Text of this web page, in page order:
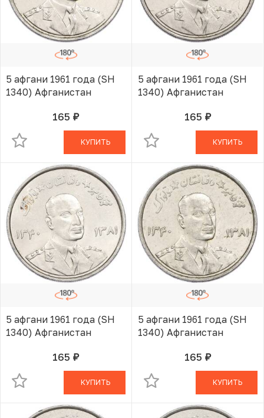
5 афгани 1961 года (SH
1340) Афганистан
165 руб.В КОРЗИНЕ
КУПИТЬ
5 афгани 1961 года (SH
1340) Афганистан
165 руб.В КОРЗИНЕ
КУПИТЬ
5 афгани 1961 года (SH
1340) Афганистан
165 руб.В КОРЗИНЕ
КУПИТЬ
5 афгани 1961 года (SH
1340) Афганистан
165 руб.В КОРЗИНЕ
КУПИТЬ